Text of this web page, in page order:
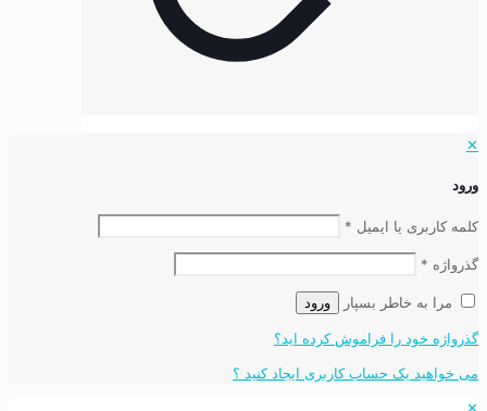
✕
ورود
کلمه کاربری یا ایمیل *
گذرواژه *
مرا به خاطر بسپار ورود
گذرواژه خود را فراموش کرده اید؟
می خواهید یک حساب کاربری ایجاد کنید ؟